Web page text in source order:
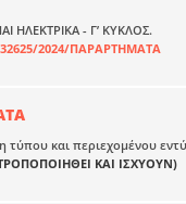
ΗΛΕΚΤΡΙΚΑ - Γ’ ΚΥΚΛΟΣ.
2024/ΠΑΡΑΡΤΗΜΑΤΑ
τύπου και περιεχομένου
ΚΑΙ ΙΣΧΥΟΥΝ)